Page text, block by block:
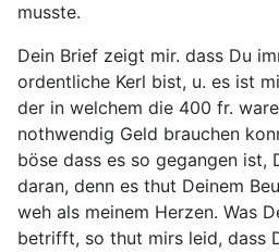
musste.
Dein Brief zeigt mir. dass Du
ordentliche Kerl bist, u. es ist
der in welchem die 400 fr.
nothwendig Geld brauchen
böse dass es so gegangen ist,
daran, denn es thut Deinem
weh als meinem Herzen. Was
betrifft, so thut mirs leid, dass